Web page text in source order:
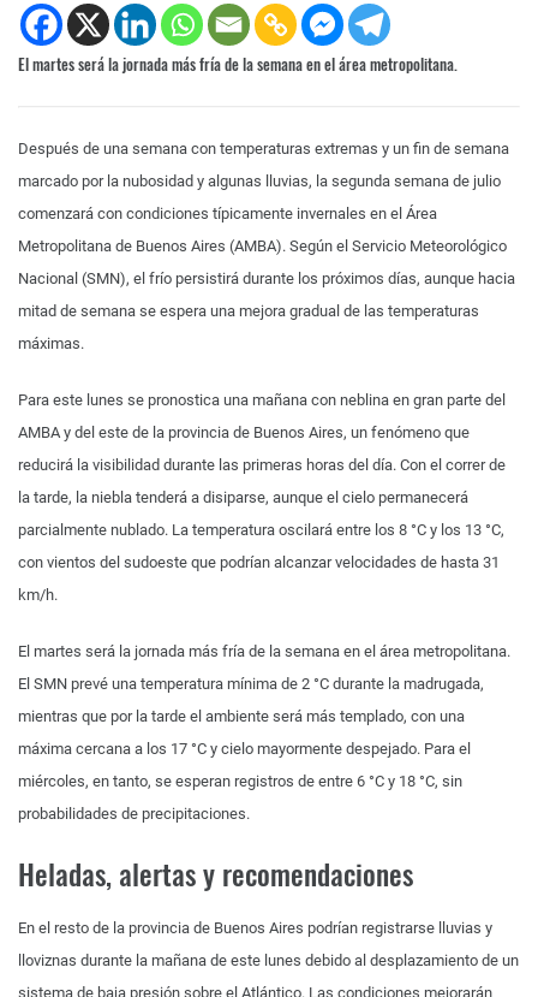
El martes será la jornada más fría de la semana en el área metropolitana.
Después de una semana con temperaturas extremas y un fin de semana
marcado por la nubosidad y algunas lluvias, la segunda semana de julio
comenzará con condiciones típicamente invernales en el Área
Metropolitana de Buenos Aires (AMBA). Según el Servicio Meteorológico
Nacional (SMN), el frío persistirá durante los próximos días, aunque hacia
mitad de semana se espera una mejora gradual de las temperaturas
máximas.
Para este lunes se pronostica una mañana con neblina en gran parte del
AMBA y del este de la provincia de Buenos Aires, un fenómeno que
reducirá la visibilidad durante las primeras horas del día. Con el correr de
la tarde, la niebla tenderá a disiparse, aunque el cielo permanecerá
parcialmente nublado. La temperatura oscilará entre los 8 °C y los 13 °C,
con vientos del sudoeste que podrían alcanzar velocidades de hasta 31
km/h.
El martes será la jornada más fría de la semana en el área metropolitana.
El SMN prevé una temperatura mínima de 2 °C durante la madrugada,
mientras que por la tarde el ambiente será más templado, con una
máxima cercana a los 17 °C y cielo mayormente despejado. Para el
miércoles, en tanto, se esperan registros de entre 6 °C y 18 °C, sin
probabilidades de precipitaciones.
Heladas, alertas y recomendaciones
En el resto de la provincia de Buenos Aires podrían registrarse lluvias y
lloviznas durante la mañana de este lunes debido al desplazamiento de un
sistema de baja presión sobre el Atlántico. Las condiciones mejorarán